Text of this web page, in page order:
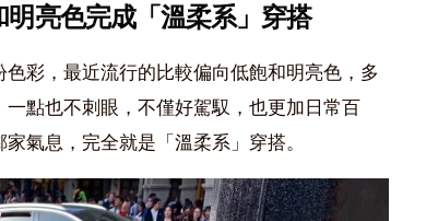
亮色完成「溫柔系」穿搭
彩，最近流行的比較偏向低飽和明亮色，多
點也不刺眼，不僅好駕馭，也更加日常百
氣息，完全就是「溫柔系」穿搭。